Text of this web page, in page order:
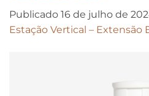
Publicado 16 de julho de
Estação Vertical – Extensão